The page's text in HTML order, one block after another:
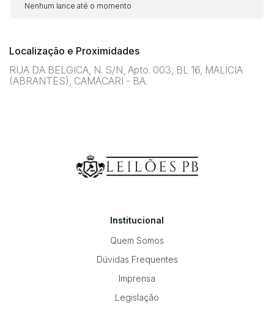
Nenhum lance até o momento
Localização e Proximidades
RUA DA BELGICA, N. S/N, Apto. 003, BL 16, MALICIA
(ABRANTES), CAMACARI - BA.
Institucional
Quem Somos
Dúvidas Frequentes
Imprensa
Legislação